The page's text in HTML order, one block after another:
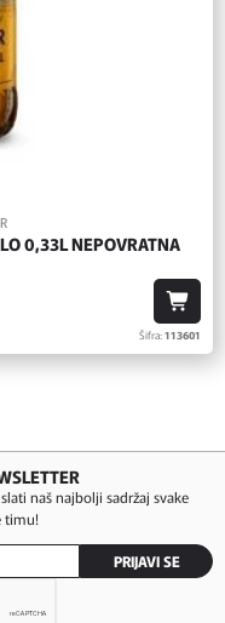
0,33L NEPOVRATNA
Šifra:113601
naš najbolji sadržaj svake
timu!
PRIJAVI SE